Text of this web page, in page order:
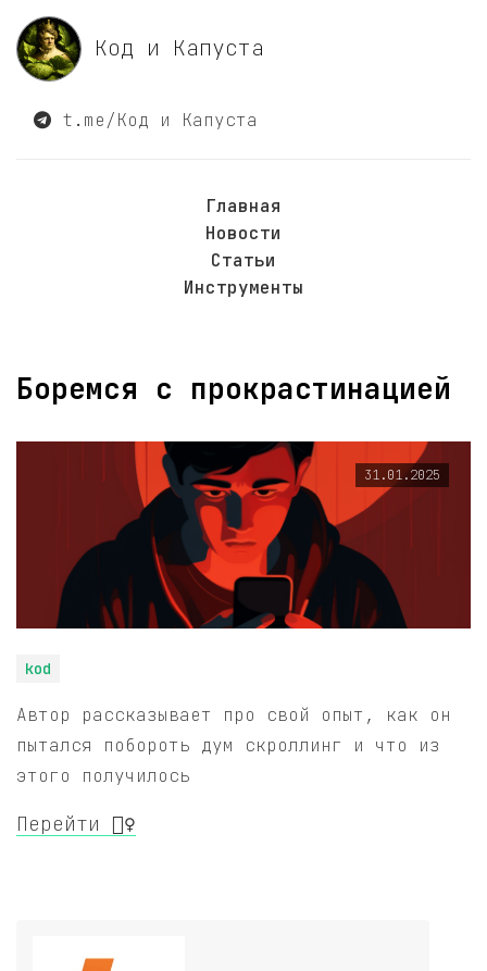
Код и Капуста
t.me/Код и Капуста
Главная
Новости
Статьи
Инструменты
Боремся с прокрастинацией
31.01.2025
kod
Автор рассказывает про свой опыт, как он
пытался побороть дум скроллинг и что из
этого получилось
Перейти 🧚‍♀️